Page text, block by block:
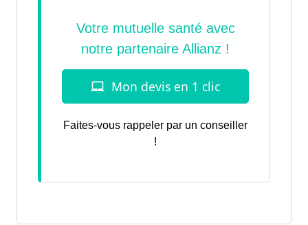
Faites-vous rappeler par un conseiller
!